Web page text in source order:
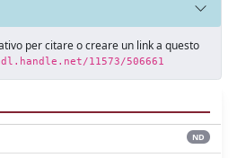
per citare o creare un link a questo
11573/506661
ND